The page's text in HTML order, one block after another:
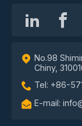
No.98
Chiny,
Tel: +86-
E-mail: